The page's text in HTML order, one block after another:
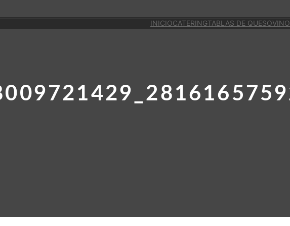
INICIOCATERINGTABLAS DE QUESO